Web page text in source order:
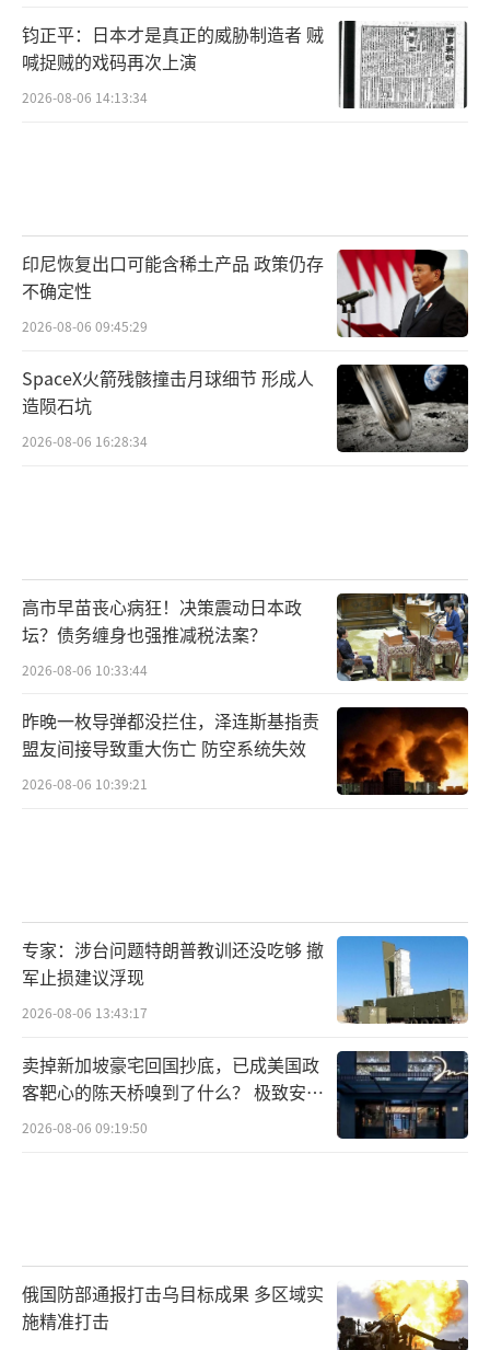
此外还有一个国民警卫队营被派往该地
区，很可能是用于保护部队，这些都要算在地
000万美元开支。
海军行动（除舰载机）每日约1540万美元
开支。
地面行动每日约160万美元开支。
总共每天约4700万美元，这些行动成本
麦卡斯克（Elaine McCusker）的估计，前期的
集结费用还至少花了6.3亿美元。其中包括4.8
万人搭乘美国航空、达美航空和联合航空提供
五角大楼的会计把戏？
即使认为113亿美元都是弹药成本，到底是
是严重低估的数字，更准确的估算是160亿美
元。这一统计鸿沟的部分原因是，五角大楼的
官方账单往往只计算弹药的“历史价值”，而
她举例说，一枚在库存中躺了多年的战斧
巡航导弹，在美军账本上可能只值200万美元。
每枚需要400万至500万美元。
这意味着，当美军在六天内倾泻了约300枚
钧正平：日本才是真正的威胁制造者 贼
喊捉贼的戏码再次上演
2026-08-06 14:13:34
印尼恢复出口可能含稀土产品 政策仍存
不确定性
2026-08-06 09:45:29
SpaceX火箭残骸撞击月球细节 形成人
造陨石坑
2026-08-06 16:28:34
高市早苗丧心病狂！决策震动日本政
坛？债务缠身也强推减税法案？
2026-08-06 10:33:44
昨晚一枚导弹都没拦住，泽连斯基指责
盟友间接导致重大伤亡 防空系统失效
2026-08-06 10:39:21
专家：涉台问题特朗普教训还没吃够 撤
军止损建议浮现
2026-08-06 13:43:17
卖掉新加坡豪宅回国抄底，已成美国政
客靶心的陈天桥嗅到了什么？ 极致安全
的追寻
2026-08-06 09:19:50
俄国防部通报打击乌目标成果 多区域实
施精准打击